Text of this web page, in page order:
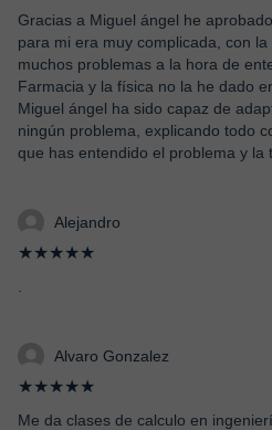
Gracias a Miguel ángel he
para mi era muy complicada, con
muchos problemas a la hora de
Farmacia y la física no la he dado
Miguel ángel ha sido capaz de
ningún problema, explicando todo
que has entendido el problema y la
Alejandro
★★★★★
Alvaro Gonzalez
★★★★★
Me da clases de calculo en